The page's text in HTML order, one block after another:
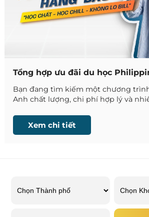
Tổng hợp ưu đãi du học
Bạn đang tìm kiếm một chương
Anh chất lượng, chi phí hợp lý và
học Philippines của Phil English –
nhất các chương trình học bổng,
Xem chi tiết